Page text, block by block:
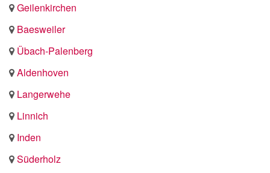
Geilenkirchen
Baesweiler
Übach-Palenberg
Aldenhoven
Langerwehe
Linnich
Inden
Süderholz